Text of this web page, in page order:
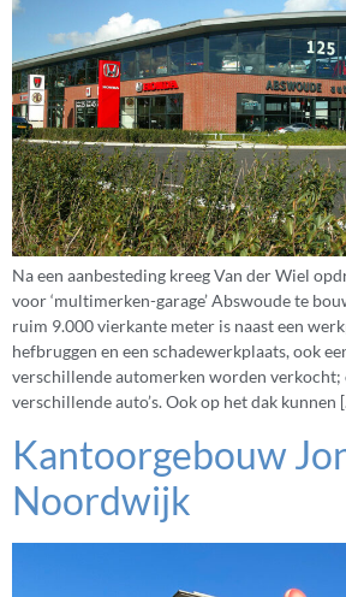
Na een aanbesteding kreeg Van der Wiel
voor ‘multimerken-garage’ Abswoude te
ruim 9.000 vierkante meter is naast een
hefbruggen en een schadewerkplaats, ook
verschillende automerken worden verkocht;
verschillende auto’s. Ook op het dak kunnen
Kantoorgebouw
Noordwijk